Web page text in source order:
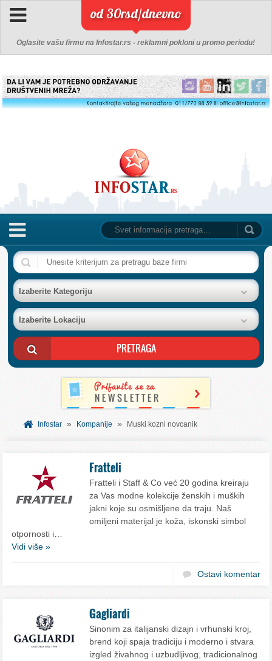
od 30rsd/dnevno
Oglasite vašu firmu na Infostar.rs - reklamni pokloni u promo periodu!
NASLOVNA
BAZA FIRMI
POSLOVNI OGLASI
AKCIJE I KATALOZI
BESPLATNI VAUČERI
SVET INFORMACIJA
Izaberite Kategoriju
Izaberite Lokaciju
Infostar » Kompanije » Muski kozni novcanik
Fratteli
Fratteli i Staff & Co već 20 godina kreiraju
za Vas modne kolekcije ženskih i muških
jakni koje su osmišljene da traju. Naš
omiljeni materijal je koža, iskonski simbol
otpornosti i…
Vidi više »
Ostavi komentar
Gagliardi
Sinonim za italijanski dizajn i vrhunski kroj,
brend koji spaja tradiciju i moderno i stvara
izgled živahnog i uzbudljivog, tradicionalnog